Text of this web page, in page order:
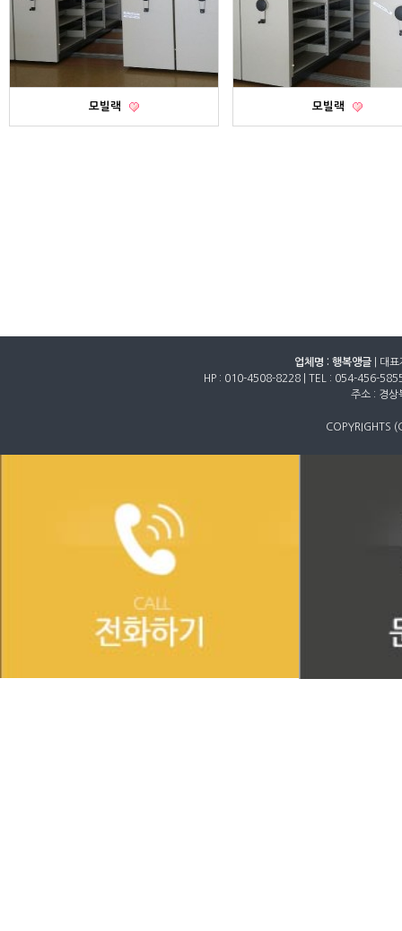
모빌랙 모빌랙
업체명 : 행복앵글 | 대
HP : 010-4508-8228 | TEL : 054-456-
주소 : 경상
COPYRIGHTS